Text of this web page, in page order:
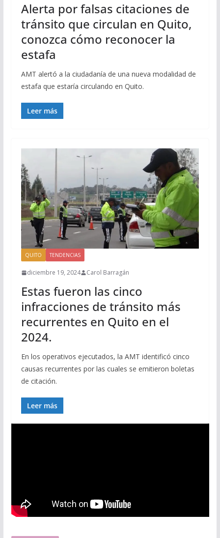
Alerta por falsas citaciones de
tránsito que circulan en Quito,
conozca cómo reconocer la
estafa
AMT alertó a la ciudadanía de una nueva modalidad de
estafa que estaría circulando en Quito.
Leer más
QUITO TENDENCIAS
diciembre 19, 2024 Carol Barragán
Estas fueron las cinco
infracciones de tránsito más
recurrentes en Quito en el
2024.
En los operativos ejecutados, la AMT identificó cinco
causas recurrentes por las cuales se emitieron boletas
de citación.
Leer más